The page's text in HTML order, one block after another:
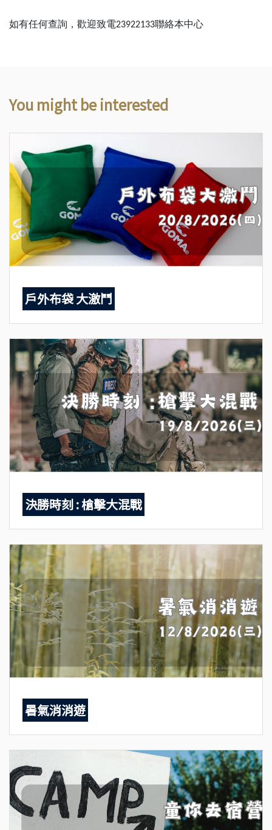
如有任何查詢，歡迎致電23922133聯絡本中心
You might be interested
戶外布袋 大激鬥
決勝時刻 : 槍擊大混戰
暑氣消消遊